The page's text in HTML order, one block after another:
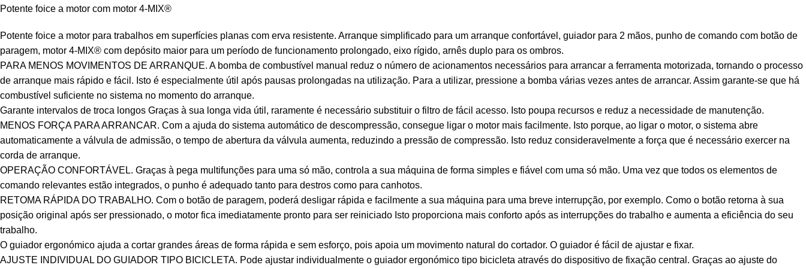
Potente foice a motor com motor 4-MIX®
Potente foice a motor para trabalhos em superfícies planas com erva resistente. Arranque simplificado para um arranque confortável, guiador para 2 mãos, punho de comando com botão de
paragem, motor 4-MIX® com depósito maior para um período de funcionamento prolongado, eixo rígido, arnês duplo para os ombros.
PARA MENOS MOVIMENTOS DE ARRANQUE. A bomba de combustível manual reduz o número de acionamentos necessários para arrancar a ferramenta motorizada, tornando o processo
de arranque mais rápido e fácil. Isto é especialmente útil após pausas prolongadas na utilização. Para a utilizar, pressione a bomba várias vezes antes de arrancar. Assim garante-se que há
combustível suficiente no sistema no momento do arranque.
Garante intervalos de troca longos Graças à sua longa vida útil, raramente é necessário substituir o filtro de fácil acesso. Isto poupa recursos e reduz a necessidade de manutenção.
MENOS FORÇA PARA ARRANCAR. Com a ajuda do sistema automático de descompressão, consegue ligar o motor mais facilmente. Isto porque, ao ligar o motor, o sistema abre
automaticamente a válvula de admissão, o tempo de abertura da válvula aumenta, reduzindo a pressão de compressão. Isto reduz consideravelmente a força que é necessário exercer na
corda de arranque.
OPERAÇÃO CONFORTÁVEL. Graças à pega multifunções para uma só mão, controla a sua máquina de forma simples e fiável com uma só mão. Uma vez que todos os elementos de
comando relevantes estão integrados, o punho é adequado tanto para destros como para canhotos.
RETOMA RÁPIDA DO TRABALHO. Com o botão de paragem, poderá desligar rápida e facilmente a sua máquina para uma breve interrupção, por exemplo. Como o botão retorna à sua
posição original após ser pressionado, o motor fica imediatamente pronto para ser reiniciado Isto proporciona mais conforto após as interrupções do trabalho e aumenta a eficiência do seu
trabalho.
O guiador ergonómico ajuda a cortar grandes áreas de forma rápida e sem esforço, pois apoia um movimento natural do cortador. O guiador é fácil de ajustar e fixar.
AJUSTE INDIVIDUAL DO GUIADOR TIPO BICICLETA. Pode ajustar individualmente o guiador ergonómico tipo bicicleta através do dispositivo de fixação central. Graças ao ajuste do